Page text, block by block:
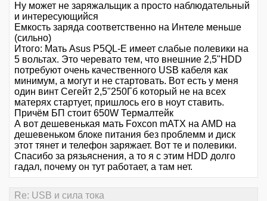
Ну может не заряжальщик а просто наблюдательный
и интересующийся
Емкость заряда соответственно на Интеле меньше
(сильно)
Итого: Мать Asus P5QL-E имеет слабые полевики на
5 вольтах. Это черевато тем, что внешние 2,5"HDD
потребуют очень качественного USB кабеля как
минимум, а могут и не стартовать. Вот есть у меня
один винт Сегейт 2,5"250Гб который не на всех
матерях стартует, пришлось его в ноут ставить.
Причём БП стоит 650W Термалтейк
А вот дешевенькая мать Foxcon mATX на AMD на
дешевеньком блоке питания без проблемм и диск
этот тянет и телефон заряжает. Вот те и полевики.
Спасибо за рязьяснения, а то я с этим HDD долго
гадал, почему он тут работает, а там нет.
Re: USB и сила тока